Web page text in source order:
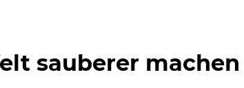
sauberer machen